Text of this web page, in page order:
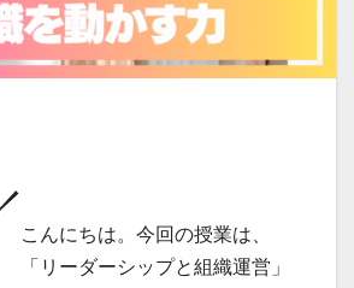
こんにちは。今回の授業は、
「リーダーシップと組織運営」